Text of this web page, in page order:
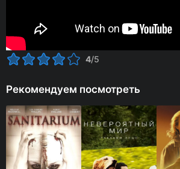
4/5
Рекомендуем посмотреть